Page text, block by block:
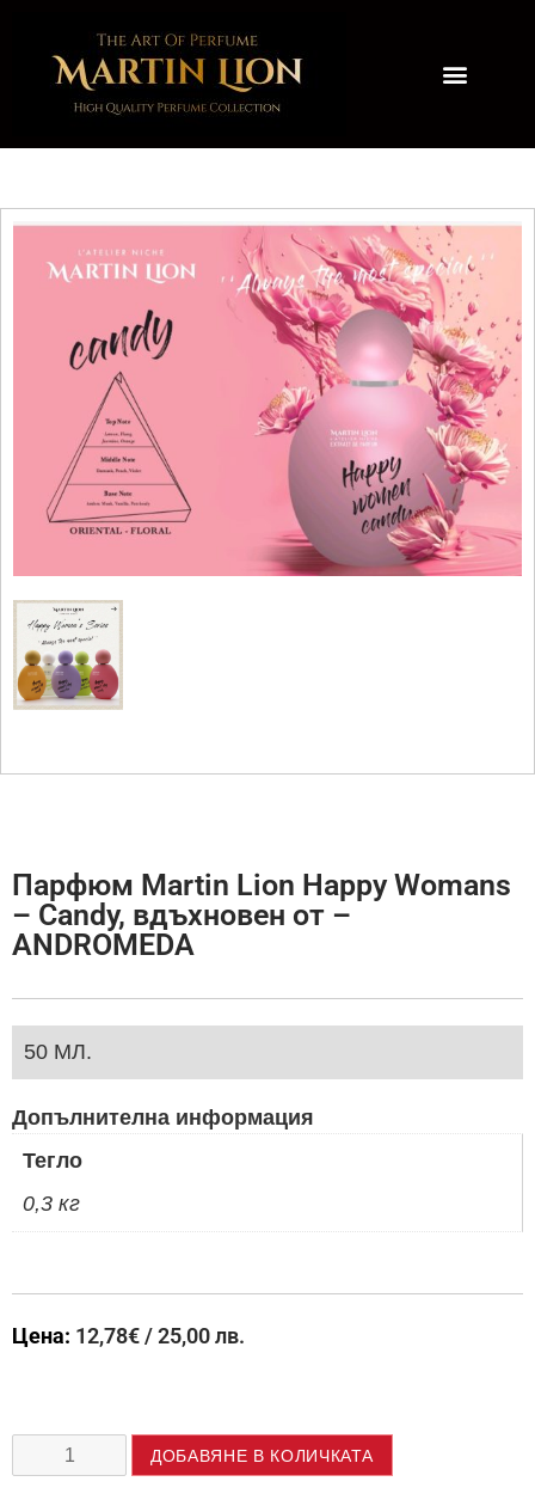
Парфюм Martin Lion Happy Womans
– Candy, вдъхновен от –
ANDROMEDA
50 МЛ.
Допълнителна информация
Тегло
0,3 кг
Цена: 12,78€/ 25,00 лв.
ДОБАВЯНЕ В КОЛИЧКАТА